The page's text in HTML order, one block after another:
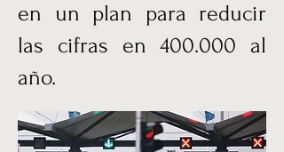
en un plan para reducir
las cifras en 400.000 al
año.